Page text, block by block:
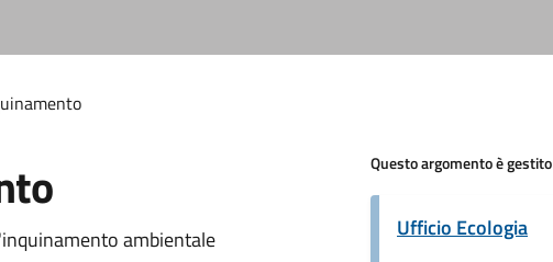
ambientale
Questo argomento è
Ufficio Ecologia